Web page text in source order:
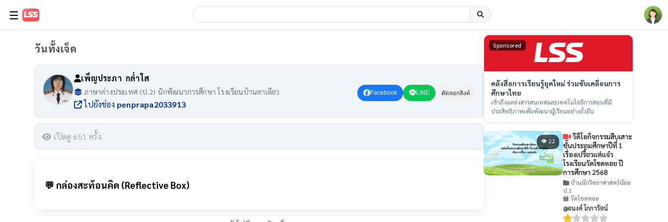
☰
วันทั้งเจ็ด
เพ็ญประภา​ กล่ำใส
ภาษาต่างประเทศ (ป.2) นักพัฒนาการศึกษา โรงเรียนบ้านตาเลียว
ไปยังช่อง penprapa2033913
Facebook LINE คัดลอกลิงค์
เปิดดู 651 ครั้ง
💬 กล่องสะท้อนคิด (Reflective Box)
Sponsored
คลังสื่อการเรียนรู้ยุคใหม่ ร่วมขับเคลื่อนการ
ศึกษาไทย
เข้าถึงแหล่งสารสนเทศและเทคโนโลยีการสอนที่มี
ประสิทธิภาพเพื่อพัฒนาผู้เรียนอย่างยั่งยืน
👁 22
วีดีโอกิจกรรมสืบเสาะ
ชั้นประถมศึกษาปีที่ 1
เรื่องเปรี้ยวเเต่เเจ๋ว
โรงเรียนวัดโขดหอย ปี
การศึกษา 2568
บ้านนักวิทยาศาสตร์น้อย
ป.1
🏫 วัดโขดหอย
@อนงค์ โกการัตน์